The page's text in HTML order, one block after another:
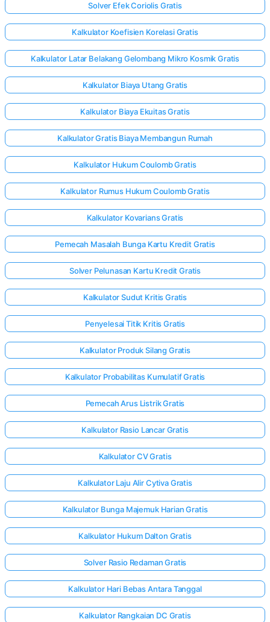
Solver Efek Coriolis Gratis
Kalkulator Koefisien Korelasi Gratis
Kalkulator Latar Belakang Gelombang Mikro Kosmik Gratis
Kalkulator Biaya Utang Gratis
Kalkulator Biaya Ekuitas Gratis
Kalkulator Gratis Biaya Membangun Rumah
Kalkulator Hukum Coulomb Gratis
Kalkulator Rumus Hukum Coulomb Gratis
Kalkulator Kovarians Gratis
Pemecah Masalah Bunga Kartu Kredit Gratis
Solver Pelunasan Kartu Kredit Gratis
Kalkulator Sudut Kritis Gratis
Penyelesai Titik Kritis Gratis
Kalkulator Produk Silang Gratis
Kalkulator Probabilitas Kumulatif Gratis
Pemecah Arus Listrik Gratis
Kalkulator Rasio Lancar Gratis
Kalkulator CV Gratis
Kalkulator Laju Alir Cytiva Gratis
Kalkulator Bunga Majemuk Harian Gratis
Kalkulator Hukum Dalton Gratis
Solver Rasio Redaman Gratis
Kalkulator Hari Bebas Antara Tanggal
Kalkulator Rangkaian DC Gratis